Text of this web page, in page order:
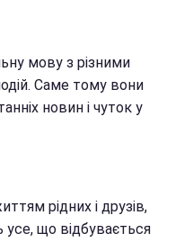
мову з різними
Саме тому вони
новин і чуток у
рідних і друзів,
що відбувається